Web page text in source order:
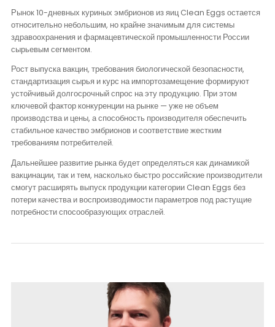
Рынок 10-дневных куриных эмбрионов из яиц Clean Eggs остается
относительно небольшим, но крайне значимым для системы
здравоохранения и фармацевтической промышленности России
сырьевым сегментом.
Рост выпуска вакцин, требования биологической безопасности,
стандартизация сырья и курс на импортозамещение формируют
устойчивый долгосрочный спрос на эту продукцию. При этом
ключевой фактор конкуренции на рынке — уже не объем
производства и цены, а способность производителя обеспечить
стабильное качество эмбрионов и соответствие жестким
требованиям потребителей.
Дальнейшее развитие рынка будет определяться как динамикой
вакцинации, так и тем, насколько быстро российские производители
смогут расширять выпуск продукции категории Clean Eggs без
потери качества и воспроизводимости параметров под растущие
потребности спосообразующих отраслей.